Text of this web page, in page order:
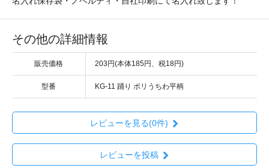
その他の詳細情報
販売価格 203円(本体185円、税18円)
型番 KG-11 踊り ポリうちわ平柄
レビューを見る(0件)
レビューを投稿